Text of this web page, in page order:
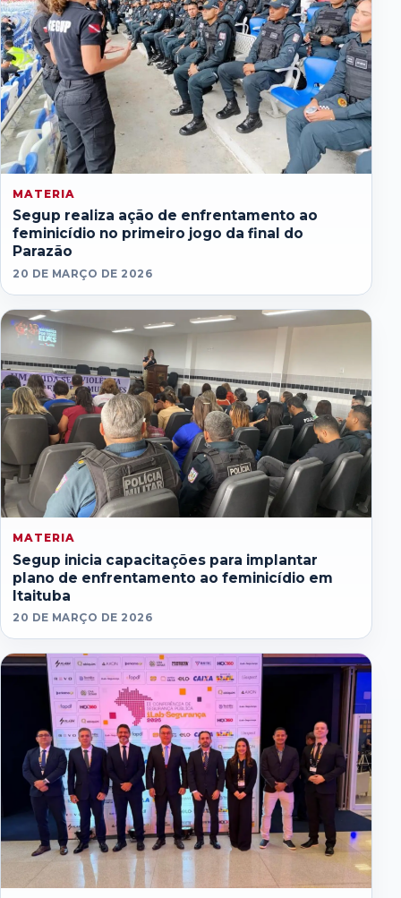
MATERIA
Segup realiza ação de enfrentamento ao
feminicídio no primeiro jogo da final do
Parazão
20 DE MARÇO DE 2026
MATERIA
Segup inicia capacitações para implantar
plano de enfrentamento ao feminicídio em
Itaituba
20 DE MARÇO DE 2026